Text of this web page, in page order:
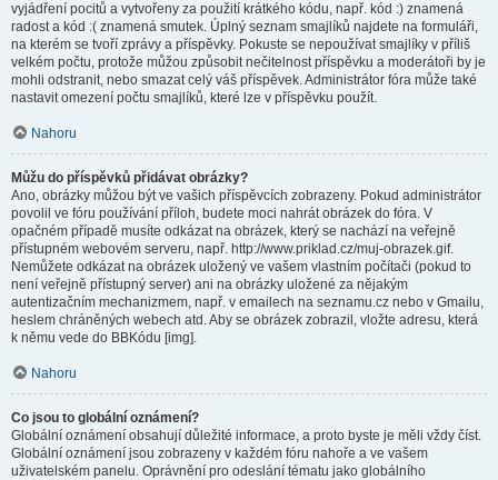
vyjádření pocitů a vytvořeny za použití krátkého kódu, např. kód :) znamená
radost a kód :( znamená smutek. Úplný seznam smajlíků najdete na formuláři,
na kterém se tvoří zprávy a příspěvky. Pokuste se nepoužívat smajlíky v příliš
velkém počtu, protože můžou způsobit nečitelnost příspěvku a moderátoři by je
mohli odstranit, nebo smazat celý váš příspěvek. Administrátor fóra může také
nastavit omezení počtu smajlíků, které lze v příspěvku použít.
Nahoru
Můžu do příspěvků přidávat obrázky?
Ano, obrázky můžou být ve vašich příspěvcích zobrazeny. Pokud administrátor
povolil ve fóru používání příloh, budete moci nahrát obrázek do fóra. V
opačném případě musíte odkázat na obrázek, který se nachází na veřejně
přístupném webovém serveru, např. http://www.priklad.cz/muj-obrazek.gif.
Nemůžete odkázat na obrázek uložený ve vašem vlastním počítači (pokud to
není veřejně přístupný server) ani na obrázky uložené za nějakým
autentizačním mechanizmem, např. v emailech na seznamu.cz nebo v Gmailu,
heslem chráněných webech atd. Aby se obrázek zobrazil, vložte adresu, která
k němu vede do BBKódu [img].
Nahoru
Co jsou to globální oznámení?
Globální oznámení obsahují důležité informace, a proto byste je měli vždy číst.
Globální oznámení jsou zobrazeny v každém fóru nahoře a ve vašem
uživatelském panelu. Oprávnění pro odeslání tématu jako globálního